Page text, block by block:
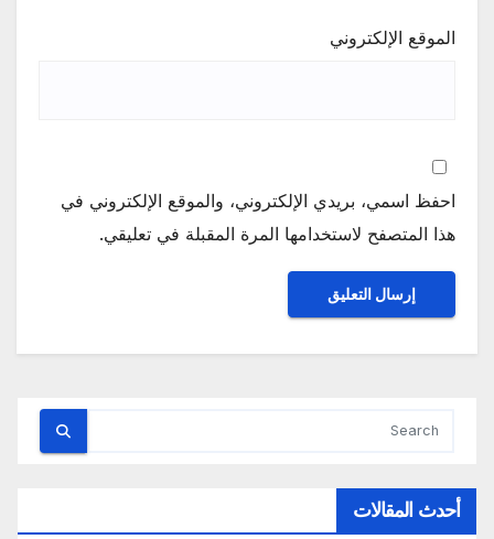
الموقع الإلكتروني
احفظ اسمي، بريدي الإلكتروني، والموقع الإلكتروني في
هذا المتصفح لاستخدامها المرة المقبلة في تعليقي.
أحدث المقالات